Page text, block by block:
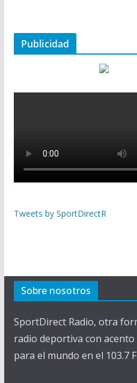
Publicidad
Tweets by SportDirectR
Sobre nosotros
SportDirect Radio, otra
radio deportiva con
para el mundo en el 103.7